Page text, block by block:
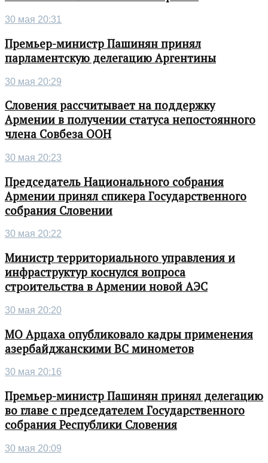
30 мая 20:31
Премьер-министр Пашинян принял
парламентскую делегацию Аргентины
30 мая 20:29
Словения рассчитывает на поддержку
Армении в получении статуса непостоянного
члена Совбеза ООН
30 мая 20:23
Председатель Национального собрания
Армении принял спикера Государственного
собрания Словении
30 мая 20:22
Министр территориального управления и
инфраструктур коснулся вопроса
строительства в Армении новой АЭС
30 мая 20:20
МО Арцаха опубликовало кадры применения
азербайджанскими ВС минометов
30 мая 20:16
Премьер-министр Пашинян принял делегацию
во главе с председателем Государственного
собрания Республики Словения
30 мая 20:09